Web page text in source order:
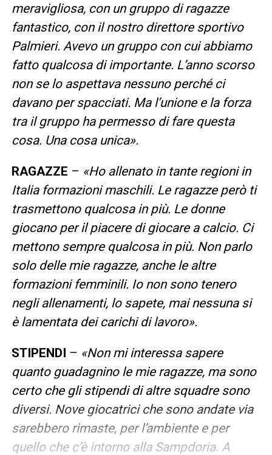
meravigliosa, con un gruppo di ragazze
fantastico, con il nostro direttore sportivo
Palmieri. Avevo un gruppo con cui abbiamo
fatto qualcosa di importante. L’anno scorso
non se lo aspettava nessuno perché ci
davano per spacciati. Ma l’unione e la forza
tra il gruppo ha permesso di fare questa
cosa. Una cosa unica».
RAGAZZE – «Ho allenato in tante regioni in
Italia formazioni maschili. Le ragazze però ti
trasmettono qualcosa in più. Le donne
giocano per il piacere di giocare a calcio. Ci
mettono sempre qualcosa in più. Non parlo
solo delle mie ragazze, anche le altre
formazioni femminili. Io non sono tenero
negli allenamenti, lo sapete, mai nessuna si
è lamentata dei carichi di lavoro».
STIPENDI – «Non mi interessa sapere
quanto guadagnino le mie ragazze, ma sono
certo che gli stipendi di altre squadre sono
diversi. Nove giocatrici che sono andate via
sarebbero rimaste, per l’ambiente e per
quello che c’è intorno alla Sampdoria. A